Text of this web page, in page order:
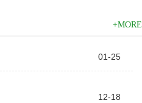
+MORE
01-25
12-18